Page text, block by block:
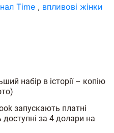
Time , впливові жінки
набір в історії – копію
запускають платні
доступні за 4 долари на